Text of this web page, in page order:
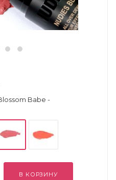
Babe -
В КОРЗИНУ